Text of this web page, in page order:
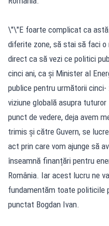
\"\"E foarte complicat ca
diferite zone, să stai să faci
direct ca să vezi ce politici
cinci ani, ca și Minister al
publice pentru următorii
viziune globală asupra
punct de vedere, deja avem
trimis și către Guvern, se
act prin care vom ajunge să
înseamnă finanțări pentru
România. Iar acest lucru ne
fundamentăm toate politicile
punctat Bogdan Ivan.